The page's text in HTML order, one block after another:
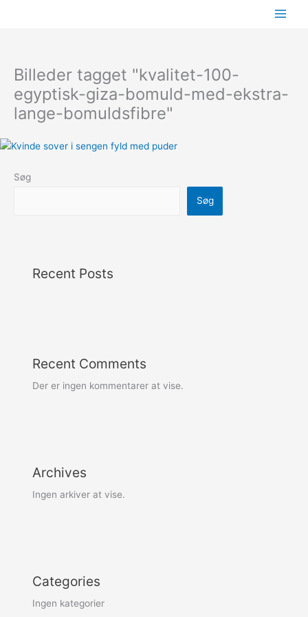
Billeder tagget "kvalitet-100-
egyptisk-giza-bomuld-med-ekstra-
lange-bomuldsfibre"
Søg
Søg
Recent Posts
Recent Comments
Der er ingen kommentarer at vise.
Archives
Ingen arkiver at vise.
Categories
Ingen kategorier